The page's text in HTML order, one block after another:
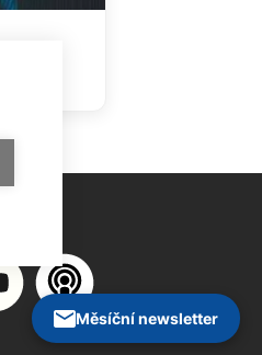
Měsíční newsletter